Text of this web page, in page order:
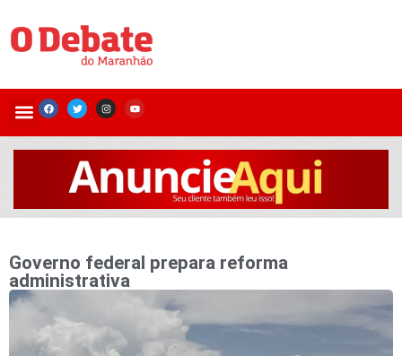
Governo federal prepara reforma
administrativa